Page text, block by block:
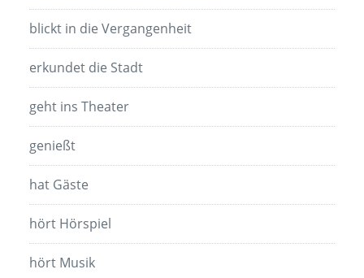
blickt in die Vergangenheit
erkundet die Stadt
geht ins Theater
genießt
hat Gäste
hört Hörspiel
hört Musik